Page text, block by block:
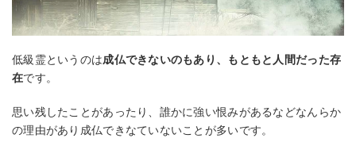
低級霊というのは成仏できないのもあり、もともと人間だった存
在です。
思い残したことがあったり、誰かに強い恨みがあるなどなんらか
の理由があり成仏できなていないことが多いです。